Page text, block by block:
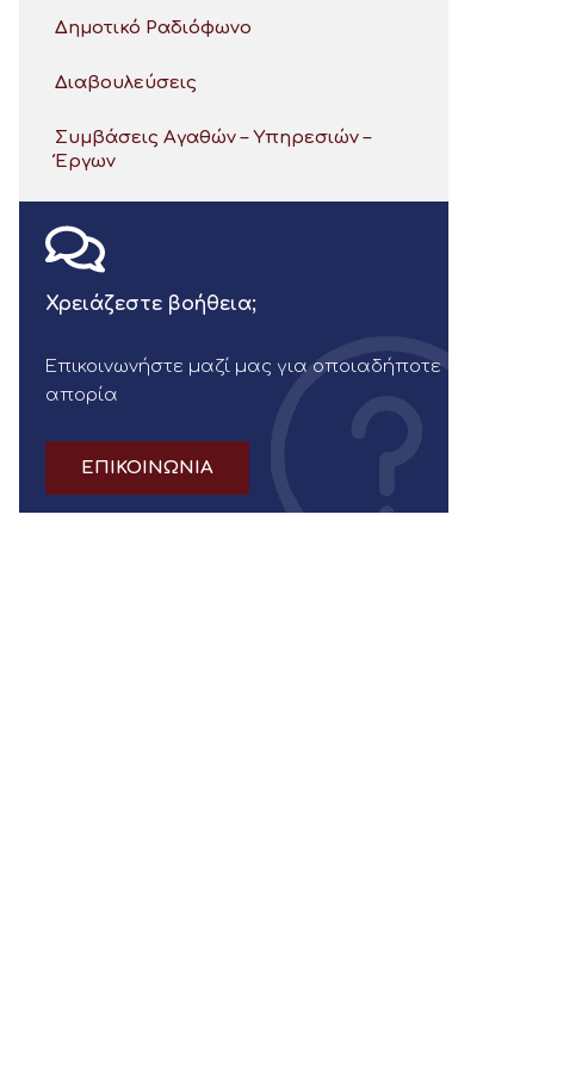
Δημοτικό Ραδιόφωνο
Διαβουλεύσεις
Συμβάσεις Αγαθών – Υπηρεσιών –
Έργων
Χρειάζεστε βοήθεια;
Επικοινωνήστε μαζί μας για οποιαδήποτε
απορία
ΕΠΙΚΟΙΝΩΝΙΑ